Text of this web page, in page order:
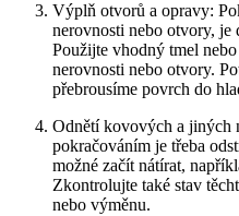
Výplň otvorů a opravy:
nerovnosti nebo otvory,
Použijte vhodný tmel
nerovnosti nebo otvory.
přebrousíme povrch do
Odnětí kovových a jiných
pokračováním je třeba
možné začít nátírat,
Zkontrolujte také stav
nebo výměnu.